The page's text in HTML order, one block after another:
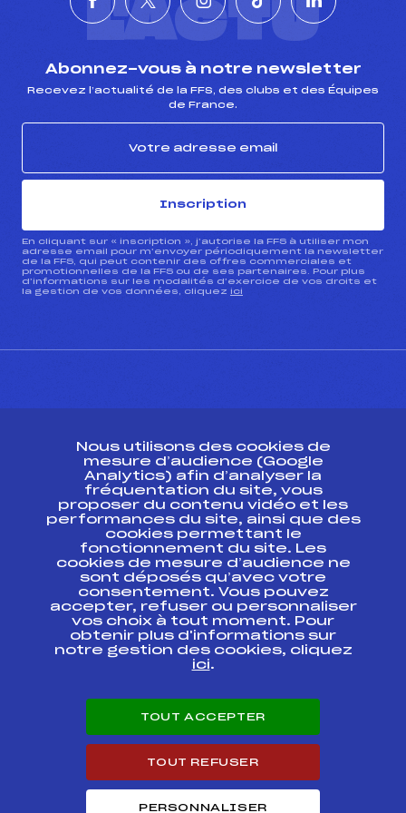
L'ACTU
Abonnez-vous à notre newsletter
Recevez l’actualité de la FFS, des clubs et des Équipes
de France.
Inscription
En cliquant sur « inscription », j’autorise la FFS à utiliser mon
adresse email pour m’envoyer périodiquement la newsletter
de la FFS, qui peut contenir des offres commerciales et
promotionnelles de la FFS ou de ses partenaires. Pour plus
d’informations sur les modalités d’exercice de vos droits et
la gestion de vos données, cliquez ici
Ressources
Pass’Neige
Projet sportif fédéral
Projet de performance fédéral
Antidopage
Pôle Développement, Formation, Suivi
Scientifique
Listes ministérielles
Pôle vie de l’athlète
Enseignement professionnel
Carrières
Nous utilisons des cookies de
mesure d’audience (Google
Analytics) afin d’analyser la
fréquentation du site, vous
proposer du contenu vidéo et les
performances du site, ainsi que des
cookies permettant le
fonctionnement du site. Les
cookies de mesure d’audience ne
sont déposés qu’avec votre
consentement. Vous pouvez
accepter, refuser ou personnaliser
vos choix à tout moment. Pour
obtenir plus d'informations sur
notre gestion des cookies, cliquez
ici.
TOUT ACCEPTER
TOUT REFUSER
PERSONNALISER